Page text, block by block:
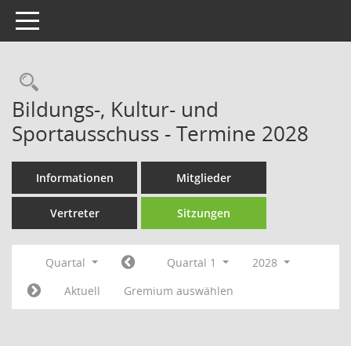
Toggle navigation
Rechercheauswahl
Bildungs-, Kultur- und
Sportausschuss - Termine 2028
Informationen Mitglieder
Vertreter Sitzungen
Quartal Quartal 1
2028
Aktuell
Gremium auswählen